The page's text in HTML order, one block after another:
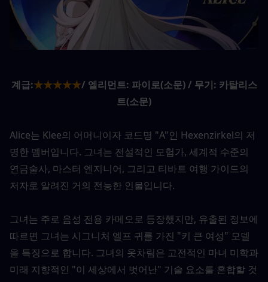
계급:★★★★★/ 엘리먼트: 파이로(소문) / 무기: 카탈리스
트(소문)
Alice는 Klee의 어머니이자 코드명 "A"인 Hexenzirkel의 저
명한 멤버입니다. 그녀는 전설적인 모험가, 세계적 수준의
연금술사, 마스터 엔지니어, 그리고 티바트 여행 가이드의
저자로 알려진 거의 전능한 인물입니다.
그녀는 주로 음성 전용 카메오로 등장했지만, 유출된 정보에
따르면 그녀는 시그니처 엘프 귀를 가진 "키 큰 여성" 모델
을 특징으로 합니다. 그녀의 옷차림은 고전적인 마녀 미학과
미래 지향적인 "이 세상에서 벗어난" 기술 요소를 혼합할 것